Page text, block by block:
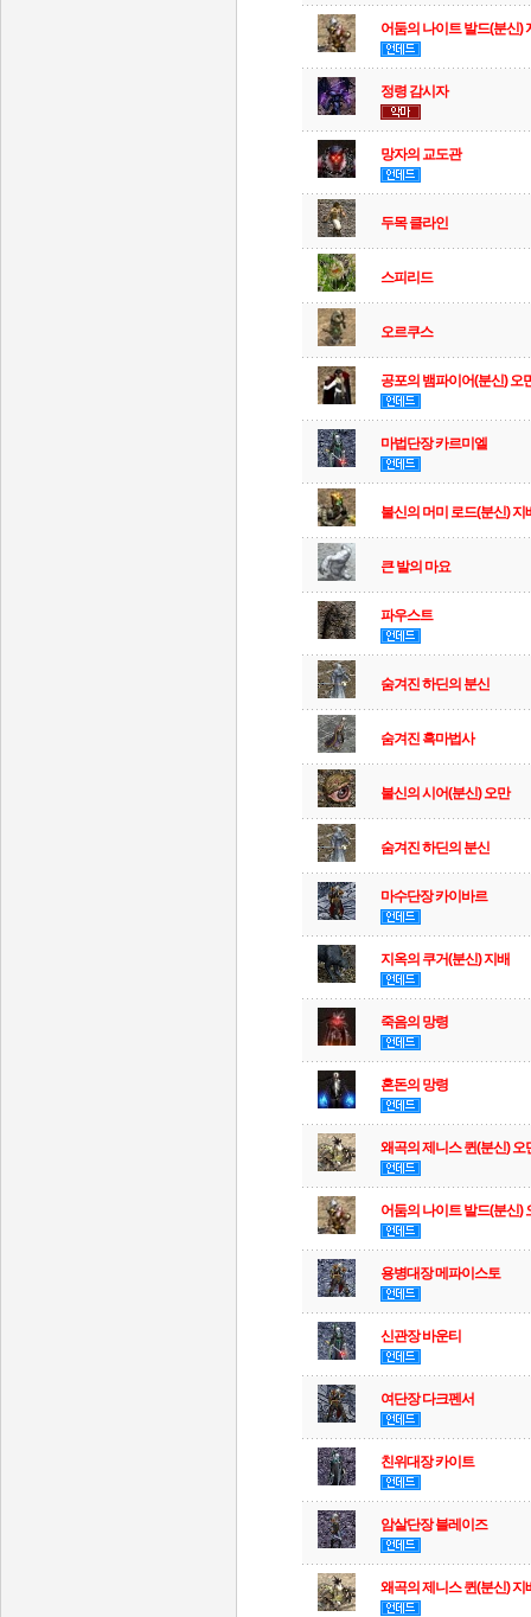
어둠의 나이트 발드(분신)
정령 감시자
망자의 교도관
두목 클라인
스피리드
오르쿠스
공포의 뱀파이어(분신) 오
마법단장 카르미엘
불신의 머미 로드(분신) 지
큰 발의 마요
파우스트
숨겨진 하딘의 분신
숨겨진 흑마법사
불신의 시어(분신) 오만
숨겨진 하딘의 분신
마수단장 카이바르
지옥의 쿠거(분신) 지배
죽음의 망령
혼돈의 망령
왜곡의 제니스 퀸(분신) 오
어둠의 나이트 발드(분신)
용병대장 메파이스토
신관장 바운티
여단장 다크펜서
친위대장 카이트
암살단장 블레이즈
왜곡의 제니스 퀸(분신) 지